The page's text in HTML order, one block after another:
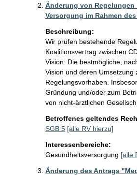
Änderung von
Versorgung im Rahmen
Beschreibung:
Wir prüfen bestehende
Koalitionsvertrag zwischen
Vision: Die bestmögliche,
Vision und deren
Regelungsvorhaben.
Gründung und/oder zum
von nicht-ärztlichen
Betroffenes geltendes
SGB 5 [alle RV hierzu]
Interessenbereiche:
Gesundheitsversorgung [alle
Änderung des Antrags